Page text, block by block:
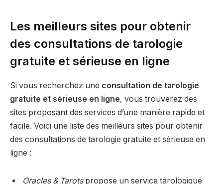
Les meilleurs sites pour obtenir
des consultations de tarologie
gratuite et sérieuse en ligne
Si vous recherchez une consultation de tarologie
gratuite et sérieuse en ligne, vous trouverez des
sites proposant des services d’une manière rapide et
facile. Voici une liste des meilleurs sites pour obtenir
des consultations de tarologie gratuite et sérieuse en
ligne :
Oracles & Tarotspropose un service tarologique